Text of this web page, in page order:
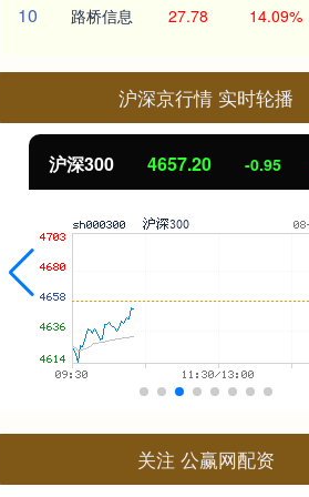
10 路桥信息 27.78 14.09%
沪深京行情 实时轮播
北证50 1126.01 6.55
关注 公赢网配资